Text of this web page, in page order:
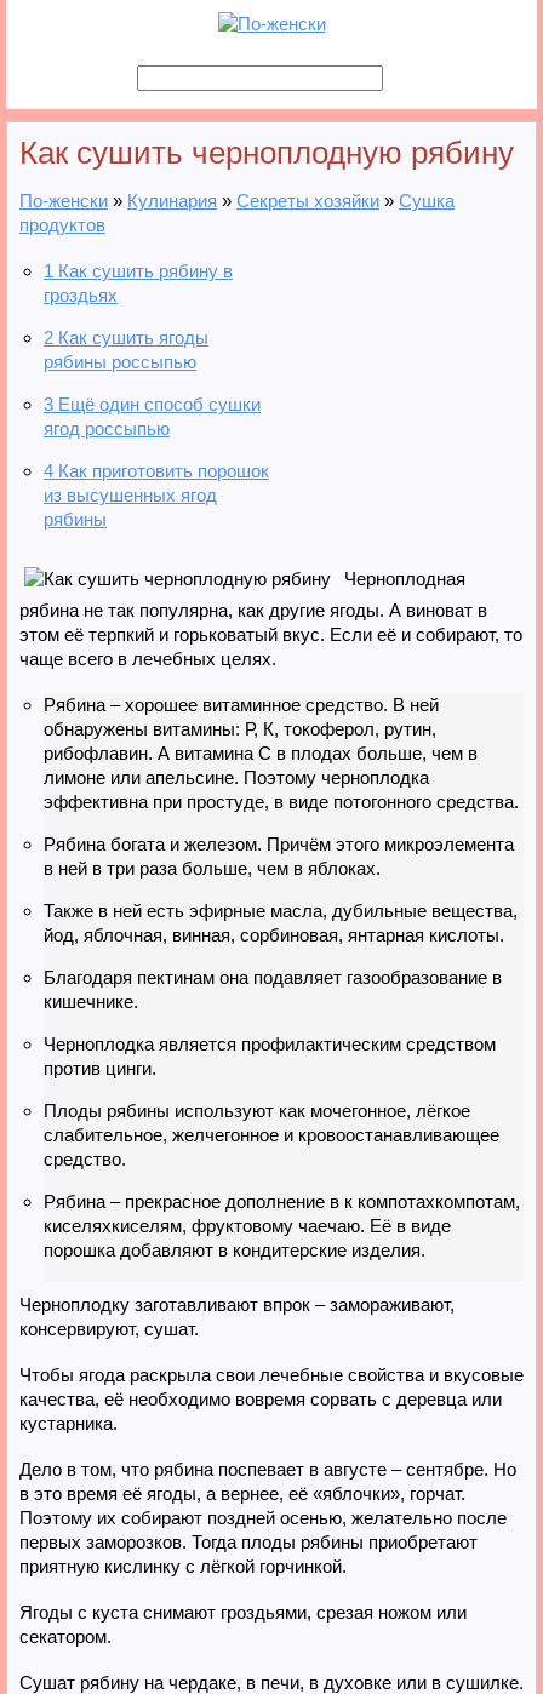
Как сушить черноплодную рябину
По-женски » Кулинария » Секреты хозяйки » Сушка
продуктов
1 Как сушить рябину в
гроздьях
2 Как сушить ягоды
рябины россыпью
3 Ещё один способ сушки
ягод россыпью
4 Как приготовить порошок
из высушенных ягод
рябины
Черноплодная
рябина не так популярна, как другие ягоды. А виноват в
этом её терпкий и горьковатый вкус. Если её и собирают, то
чаще всего в лечебных целях.
Рябина – хорошее витаминное средство. В ней
обнаружены витамины: Р, К, токоферол, рутин,
рибофлавин. А витамина С в плодах больше, чем в
лимоне или апельсине. Поэтому черноплодка
эффективна при простуде, в виде потогонного средства.
Рябина богата и железом. Причём этого микроэлемента
в ней в три раза больше, чем в яблоках.
Также в ней есть эфирные масла, дубильные вещества,
йод, яблочная, винная, сорбиновая, янтарная кислоты.
Благодаря пектинам она подавляет газообразование в
кишечнике.
Черноплодка является профилактическим средством
против цинги.
Плоды рябины используют как мочегонное, лёгкое
слабительное, желчегонное и кровоостанавливающее
средство.
Рябина – прекрасное дополнение в к компотахкомпотам,
киселяхкиселям, фруктовому чаечаю. Её в виде
порошка добавляют в кондитерские изделия.
Черноплодку заготавливают впрок – замораживают,
консервируют, сушат.
Чтобы ягода раскрыла свои лечебные свойства и вкусовые
качества, её необходимо вовремя сорвать с деревца или
кустарника.
Дело в том, что рябина поспевает в августе – сентябре. Но
в это время её ягоды, а вернее, её «яблочки», горчат.
Поэтому их собирают поздней осенью, желательно после
первых заморозков. Тогда плоды рябины приобретают
приятную кислинку с лёгкой горчинкой.
Ягоды с куста снимают гроздьями, срезая ножом или
секатором.
Сушат рябину на чердаке, в печи, в духовке или в сушилке.